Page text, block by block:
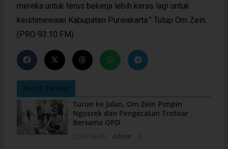
mereka untuk terus bekerja lebih keras lagi untuk
keistimewaan Kabupaten Purwakarta.” Tutup Om Zein.
(PRO 93.10 FM)
Berita Terkait
Turun ke Jalan, Om Zein Pimpin
Ngosrek dan Pengecatan Trotoar
Bersama OPD
Admin